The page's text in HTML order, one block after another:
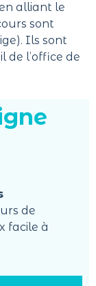
alliant le
sont
Ils sont
de l’office de
de
facile à